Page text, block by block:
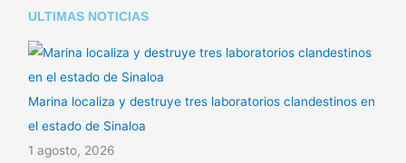
ULTIMAS NOTICIAS
Marina localiza y destruye tres laboratorios clandestinos en
el estado de Sinaloa
1 agosto, 2026